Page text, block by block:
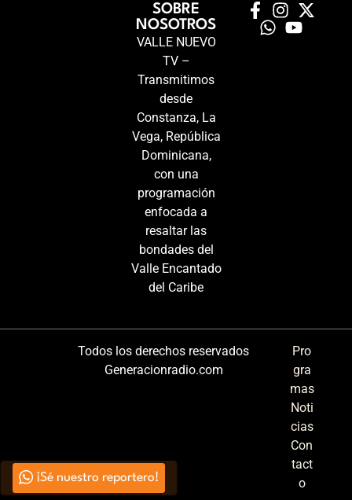
SOBRE
NOSOTROS
VALLE NUEVO
TV –
Transmitimos
desde
Constanza, La
Vega, República
Dominicana,
con una
programación
enfocada a
resaltar las
bondades del
Valle Encantado
del Caribe
Todos los derechos reservados
Generacionradio.com
Pro
gra
mas
Noti
cias
Con
tact
o
¡Sé nuestro reportero!